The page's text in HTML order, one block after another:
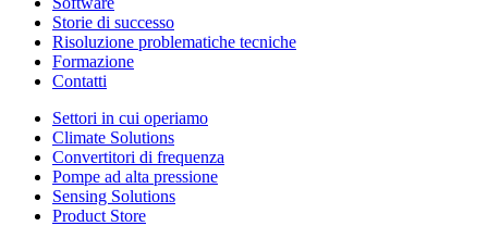
Storie di successo
Risoluzione problematiche tecniche
Formazione
Contatti
Settori in cui operiamo
Climate Solutions
Convertitori di frequenza
Pompe ad alta pressione
Sensing Solutions
Product Store